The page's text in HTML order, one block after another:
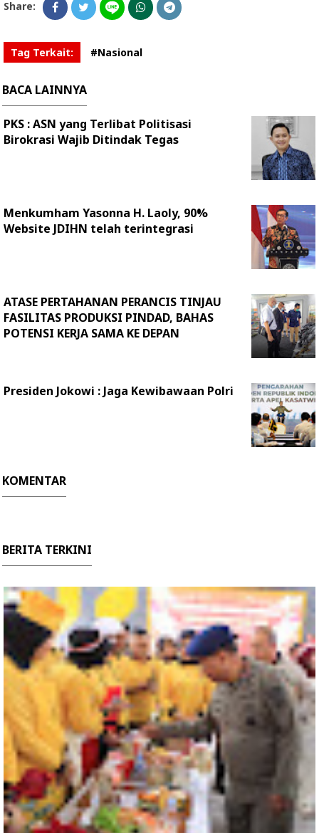
Share:
Tag Terkait: #Nasional
BACA LAINNYA
PKS : ASN yang Terlibat Politisasi
Birokrasi Wajib Ditindak Tegas
Menkumham Yasonna H. Laoly, 90%
Website JDIHN telah terintegrasi
ATASE PERTAHANAN PERANCIS TINJAU
FASILITAS PRODUKSI PINDAD, BAHAS
POTENSI KERJA SAMA KE DEPAN
Presiden Jokowi : Jaga Kewibawaan Polri
KOMENTAR
BERITA TERKINI